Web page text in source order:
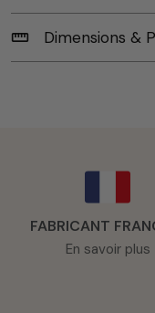
straighten Dimensions &
FABRICANT
En savoir plus